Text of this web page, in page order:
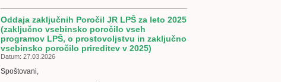
Oddaja zaključnih Poročil JR LPŠ za leto 2025
(zaključno vsebinsko poročilo vseh
programov LPŠ, o prostovoljstvu in zaključno
vsebinsko poročilo prireditev v 2025)
Datum: 27.03.2026
Spoštovani,